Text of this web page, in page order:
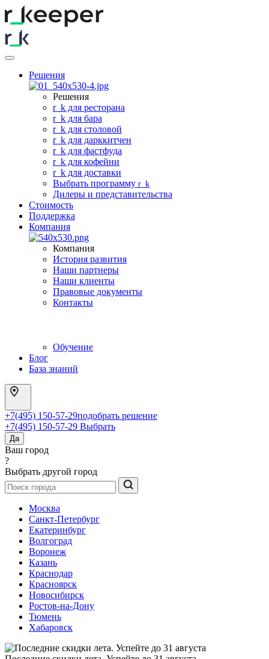
Решения
Решения
r_ k для ресторана
r_ k для бара
r_ k для столовой
r_ k для дарккитчен
r_ k для фастфуда
r_ k для кофейни
r_ k для доставки
Выбрать программу r k
Дилеры и представительства
Стоимость
Поддержка
Компания
Компания
История развития
Наши партнеры
Наши клиенты
Правовые документы
Контакты
Обучение
Блог
База знаний
+7(495) 150-57-29подобрать решение
+7(495) 150-57-29 Выбрать
Да
Ваш город
?
Выбрать другой город
Москва
Санкт-Петербург
Екатеринбург
Волгоград
Воронеж
Казань
Краснодар
Красноярск
Новосибирск
Ростов-на-Дону
Тюмень
Хабаровск